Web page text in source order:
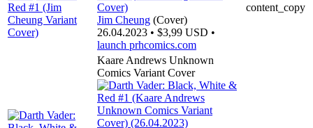
Jim Cheung (Cover)
26.04.2023 • $3,99 USD •
launch prhcomics.com
content_copy
Kaare Andrews Unknown
Comics Variant Cover